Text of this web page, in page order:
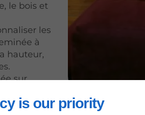
is our priority
le bois et
les
à
hauteur,
sur
maison à